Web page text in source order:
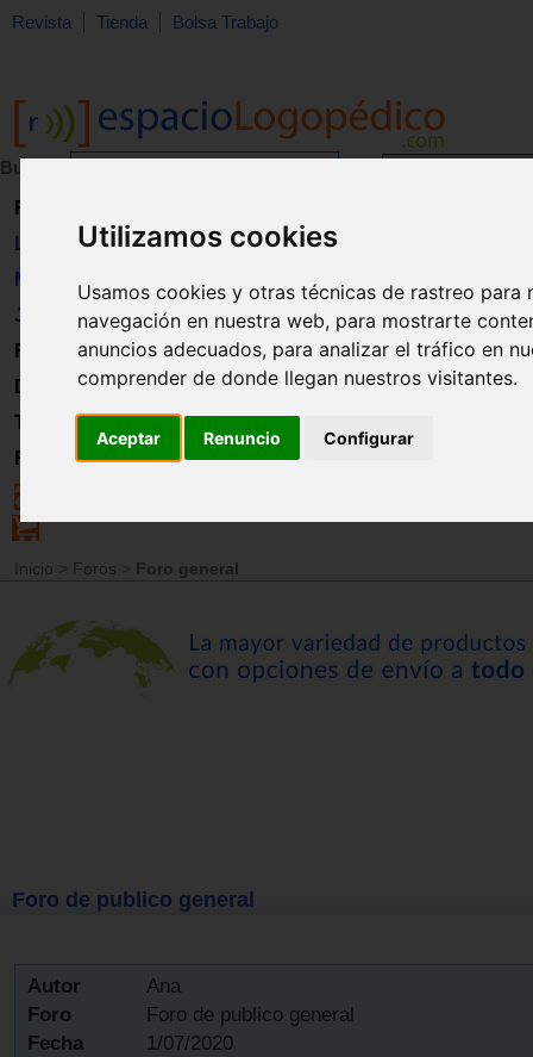
Utilizamos cookies
Usamos cookies y otras técnicas de rastreo para
navegación en nuestra web, para mostrarte
anuncios adecuados, para analizar el tráfico en
comprender de donde llegan nuestros visitantes.
Aceptar Renuncio Configurar
Revista Tienda Bolsa Trabajo
Buscar:
Revista
Libros
Material
Juguetes
Formación
Directorio
Trabajo
Registro
Inicio > Foros > Foro general
Foro de publico general
Autor
Ana
Foro
Foro de publico general
Fecha
1/07/2020